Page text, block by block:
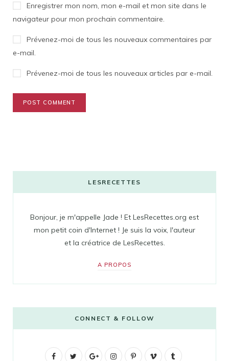
Enregistrer mon nom, mon e-mail et mon site dans le
navigateur pour mon prochain commentaire.
Prévenez-moi de tous les nouveaux commentaires par
e-mail.
Prévenez-moi de tous les nouveaux articles par e-mail.
LESRECETTES
Bonjour, je m'appelle Jade ! Et LesRecettes.org est
mon petit coin d'Internet ! Je suis la voix, l'auteur
et la créatrice de LesRecettes.
A PROPOS
CONNECT & FOLLOW
F
G
I
P
V